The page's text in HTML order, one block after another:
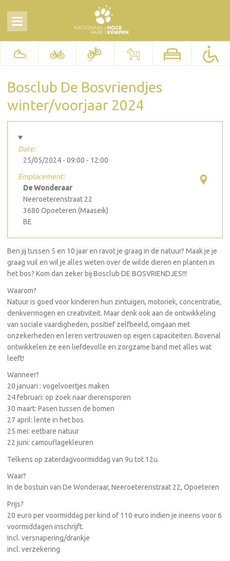
Bosclub De Bosvriendjes
winter/voorjaar 2024
Date:
25/05/2024 - 09:00 - 12:00
Emplacement:
De Wonderaar
Neeroeterenstraat 22
3680 Opoeteren (Maaseik)
BE
Ben jij tussen 5 en 10 jaar en ravot je graag in de natuur? Maak je je
graag vuil en wil je alles weten over de wilde dieren en planten in
het bos? Kom dan zeker bij Bosclub DE BOSVRIENDJES!!!
Waarom?
Natuur is goed voor kinderen hun zintuigen, motoriek, concentratie,
denkvermogen en creativiteit. Maar denk ook aan de ontwikkeling
van sociale vaardigheden, positief zelfbeeld, omgaan met
onzekerheden en leren vertrouwen op eigen capaciteiten. Bovenal
ontwikkelen ze een liefdevolle en zorgzame band met alles wat
leeft!
Wanneer?
20 januari : vogelvoertjes maken
24 februari: op zoek naar dierensporen
30 maart: Pasen tussen de bomen
27 april: lente in het bos
25 mei: eetbare natuur
22 juni: camouflagekleuren
Telkens op zaterdagvoormiddag van 9u tot 12u.
Waar?
In de bostuin van De Wonderaar, Neeroeterenstraat 22, Opoeteren
Prijs?
20 euro per voormiddag per kind of 110 euro indien je ineens voor 6
voormiddagen inschrijft.
Incl. versnapering/drankje
incl. verzekering